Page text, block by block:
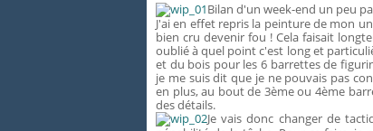
Bilan d'un week-end un peu
J'ai en effet repris la peinture de mon
bien cru devenir fou ! Cela faisait
oublié à quel point c'est long et
et du bois pour les 6 barrettes de
je me suis dit que je ne pouvais pas
en plus, au bout de 3ème ou 4ème
des détails.
Je vais donc changer de